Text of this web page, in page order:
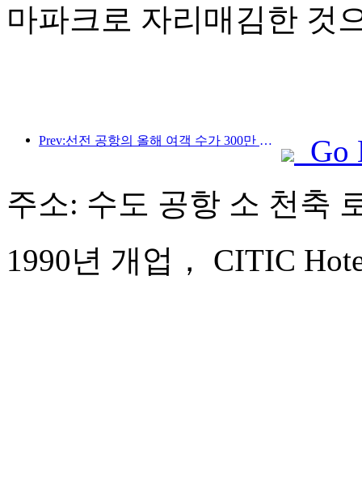
마파크로 자리매김한 것
Prev:선전 공항의 올해 여객 수가 300만 명을 돌파하며 같은 기간 기준 신기록을 세웠습니다.
Go
주소: 수도 공항 소 천축
1990년 개업， CITIC